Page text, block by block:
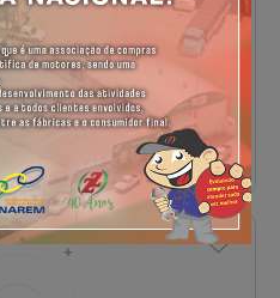
4248 4 Cilindro Todos
seu Login